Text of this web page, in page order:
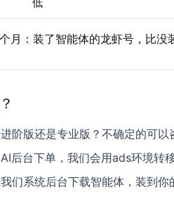
月：装了智能体的龙虾号，比
进阶版还是专业版？不确定的可
AI后台下单，我们会用ads环境转
们系统后台下载智能体，装到你